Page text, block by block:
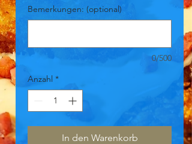
Bemerkungen: (optional)
0/500
Anzahl *
In den Warenkorb